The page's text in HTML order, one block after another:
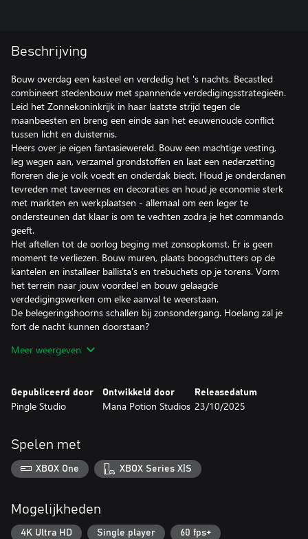
Beschrijving
Bouw overdag een kasteel en verdedig het 's nachts. Becastled
combineert stedenbouw met spannende verdedigingsstrategieën.
Leid het Zonnekoninkrijk in haar laatste strijd tegen de
maanbeesten en breng een einde aan het eeuwenoude conflict
tussen licht en duisternis.
Heers over je eigen fantasiewereld. Bouw een machtige vesting,
leg wegen aan, verzamel grondstoffen en laat een nederzetting
floreren die je volk voedt en onderdak biedt. Houd je onderdanen
tevreden met taveernes en decoraties en houd je economie sterk
met markten en werkplaatsen - allemaal om een leger te
ondersteunen dat klaar is om te vechten zodra je het commando
geeft.
Het aftellen tot de oorlog beging met zonsopkomst. Er is geen
moment te verliezen. Bouw muren, plaats boogschutters op de
kantelen en installeer ballista's en trebuchets op je torens. Vorm
het terrein naar jouw voordeel en bouw gelaagde
verdedigingswerken om elke aanval te weerstaan.
De belegeringshoorns schallen bij zonsondergang. Hoelang zal je
fort de nacht kunnen doorstaan?
Transformeer een bescheiden dorpje tot een florerende
aanvoer van hout en ijzer. Bouw muren en wachttorens, versterk
de poorten en bereid je verdedigingswerken voor op de
moreel te verhogen voordat de nacht valt. Ontwikkel een
fantasierijk bastion waar het leven floreert onder de zon!
HOUD JE VOLK TEVREDEN
Tevreden onderdanen werken harder en vechten met meer
taveernes brengen iedereen in een betere stemming. Zoek de
juiste balans tussen comfort en functionaliteit om je koninkrijk
sterk te houden tijdens elke lange nacht.
Meer weergeven
Gepubliceerd door
Pingle Studio
Ontwikkeld door
Mana Potion Studios
Releasedatum
23/10/2025
Spelen met
XBOX One XBOX Series X|S
Mogelijkheden
4K Ultra HD Single player 60 fps+